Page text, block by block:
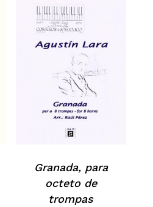
Granada, para
octeto de
trompas